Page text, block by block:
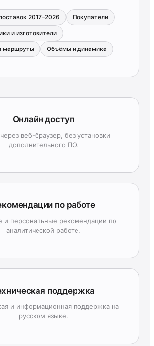
2017–2026 Покупатели
и изготовители
маршруты Объёмы и динамика
Онлайн доступ
веб-браузер, без установки
дополнительного ПО.
по работе
и персональные рекомендации по
аналитической работе.
поддержка
и информационная поддержка на
русском языке.